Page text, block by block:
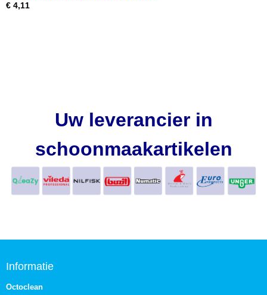
€ 4,11
Uw leverancier in
schoonmaakartikelen
Informatie
Octoclean